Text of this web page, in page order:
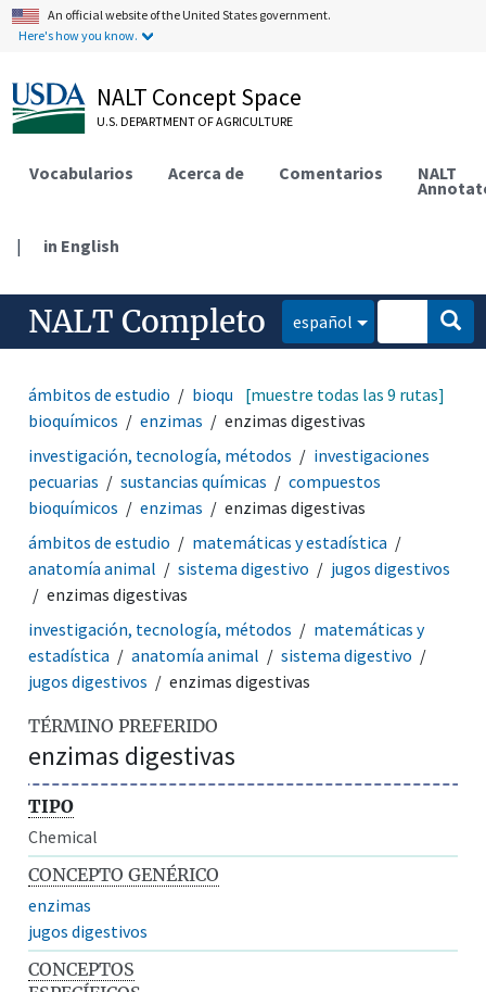
An official website of the United States government.
Here's how you know.
NALT Concept Space
U.S. DEPARTMENT OF AGRICULTURE
Vocabularios Acerca de Comentarios NALT
| in English
NALT Completo español
ámbitos de estudio bioquímica
compuestos
bioquímicos
enzimas enzimas digestivas
[muestre todas las 9 rutas]
investigación, tecnología, métodos
investigaciones
pecuarias
sustancias químicas
compuestos
bioquímicos
enzimas
enzimas digestivas
ámbitos de estudio
matemáticas y estadística
anatomía animal
sistema digestivo
jugos digestivos
enzimas digestivas
investigación, tecnología, métodos
matemáticas y
estadística
anatomía animal
sistema digestivo
jugos digestivos
enzimas digestivas
TÉRMINO PREFERIDO
enzimas digestivas
TIPO
Chemical
CONCEPTO GENÉRICO
enzimas
jugos digestivos
CONCEPTOS